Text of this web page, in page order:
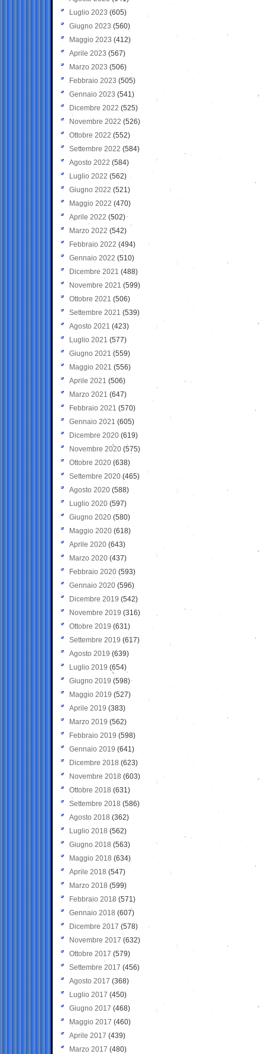
Luglio 2023 (605)
Giugno 2023 (560)
Maggio 2023 (412)
Aprile 2023 (567)
Marzo 2023 (506)
Febbraio 2023 (505)
Gennaio 2023 (541)
Dicembre 2022 (525)
Novembre 2022 (526)
Ottobre 2022 (552)
Settembre 2022 (584)
Agosto 2022 (584)
Luglio 2022 (562)
Giugno 2022 (521)
Maggio 2022 (470)
Aprile 2022 (502)
Marzo 2022 (542)
Febbraio 2022 (494)
Gennaio 2022 (510)
Dicembre 2021 (488)
Novembre 2021 (599)
Ottobre 2021 (506)
Settembre 2021 (539)
Agosto 2021 (423)
Luglio 2021 (577)
Giugno 2021(559)
Maggio 2021 (556)
Aprile 2021 (506)
Marzo 2021 (647)
Febbraio 2021 (570)
Gennaio 2021 (605)
Dicembre 2020 (619)
Novembre 2020 (575)
Ottobre 2020 (638)
Settembre 2020(465)
Agosto 2020 (588)
Luglio 2020 (597)
Giugno 2020 (580)
Maggio 2020 (618)
Aprile 2020 (643)
Marzo 2020 (437)
Febbraio 2020 (593)
Gennaio 2020 (596)
Dicembre 2019 (542)
Novembre 2019 (316)
Ottobre 2019 (631)
Settembre 2019 (617)
Agosto 2019 (639)
Luglio 2019 (654)
Giugno 2019 (598)
Maggio 2019 (527)
Aprile 2019 (383)
Marzo 2019 (562)
Febbraio 2019 (598)
Gennaio 2019 (641)
Dicembre 2018 (623)
Novembre 2018 (603)
Ottobre 2018 (631)
Settembre 2018 (586)
Agosto 2018 (362)
Luglio 2018 (562)
Giugno 2018 (563)
Maggio 2018 (634)
Aprile 2018 (547)
Marzo 2018 (599)
Febbraio 2018 (571)
Gennaio 2018 (607)
Dicembre 2017 (578)
Novembre 2017 (632)
Ottobre 2017 (579)
Settembre 2017 (456)
Agosto 2017 (368)
Luglio 2017 (450)
Giugno 2017 (468)
Maggio 2017 (460)
Aprile 2017 (439)
Marzo 2017 (480)